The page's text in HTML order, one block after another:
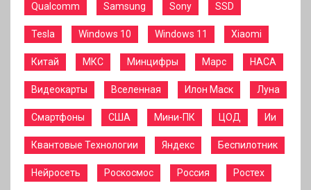
Qualcomm Samsung Sony SSD
Tesla Windows 10 Windows 11 Xiaomi
Китай МКС Минцифры Марс НАСА
Видеокарты Вселенная Илон Маск Луна
Смартфоны США Мини-ПК ЦОД Ии
Квантовые Технологии Яндекс Беспилотник
Нейросеть Роскосмос Россия Ростех